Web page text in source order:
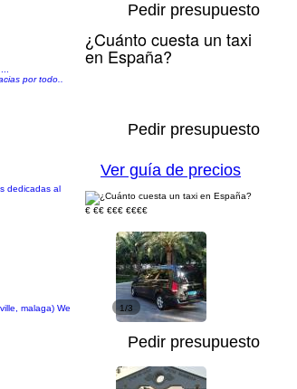
por todo..
Pedir presupuesto
dedicadas al
Pedir presupuesto
malaga) We
1/3
Pedir presupuesto
¿Cuánto cuesta un taxi
en España?
Ver guía de precios
€ €€ €€€ €€€€